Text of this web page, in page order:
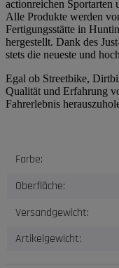
actionreichen Sportarten
Alle Produkte werden
Fertigungsstätte in
hergestellt. Dank des
stets die neueste und
Egal ob Streetbike,
Qualität und Erfahrung
Fahrerlebnis
Produkteigenschaft
Wert
Farbe:
Oberfläche:
Versandgewicht:
Artikelgewicht: